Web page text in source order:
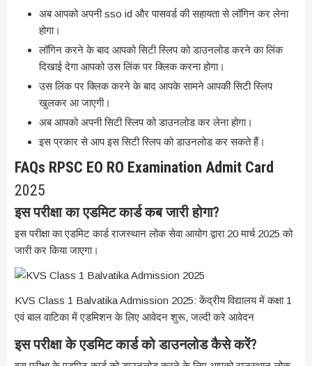
अब आपको अपनी sso id और पासवर्ड की सहायता से लॉगिन कर लेना
होगा।
लॉगिन करने के बाद आपको सिटी स्लिप को डाउनलोड करने का लिंक
दिखाई देगा आपको उस लिंक पर क्लिक करना होगा।
उस लिंक पर क्लिक करने के बाद आपके सामने आपकी सिटी स्लिप
खुलकर आ जाएगी।
अब आपको अपनी सिटी स्लिप को डाउनलोड कर लेना होगा।
इस प्रकार से आप इस सिटी स्लिप को डाउनलोड कर सकते हैं।
FAQs RPSC EO RO Examination Admit Card
2025
इस परीक्षा का एडमिट कार्ड कब जारी होगा?
इस परीक्षा का एडमिट कार्ड राजस्थान लोक सेवा आयोग द्वारा 20 मार्च 2025 को
जारी कर किया जाएगा।
KVS Class 1 Balvatika Admission 2025: केंद्रीय विद्यालय में कक्षा 1
एवं बाल वाटिका में एडमिशन के लिए आवेदन शुरू, जल्दी करे आवेदन
इस परीक्षा के एडमिट कार्ड को डाउनलोड कैसे करें?